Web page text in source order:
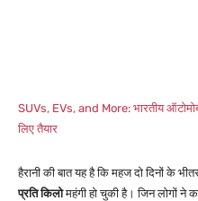
SUVs, EVs, and More: भारतीय
लिए तैयार
हैरानी की बात यह है कि महज दो दिनों के
प्रति किलोमहंगी हो चुकी है। जिन लोगों ने